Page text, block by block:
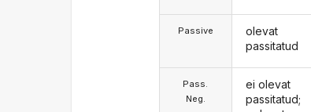
Passive
Pass.
Neg.
olevat
passitatud
ei olevat
passitatud;